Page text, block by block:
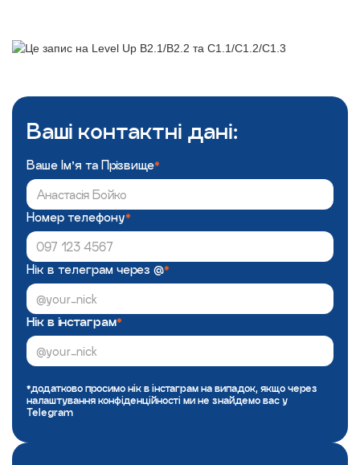
Ваші контактні дані:
Ваше Імʼя та Прізвище*
Номер телефону*
Нік в телеграм через @*
Нік в інстаграм*
*додатково просимо нік в інстаграм на випадок, якщо через
налаштування конфіденційності ми не знайдемо вас у
Telegram